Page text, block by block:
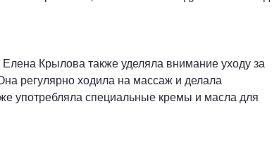
Крылова также уделяла внимание уходу за
регулярно ходила на массаж и делала
употребляла специальные кремы и масла для